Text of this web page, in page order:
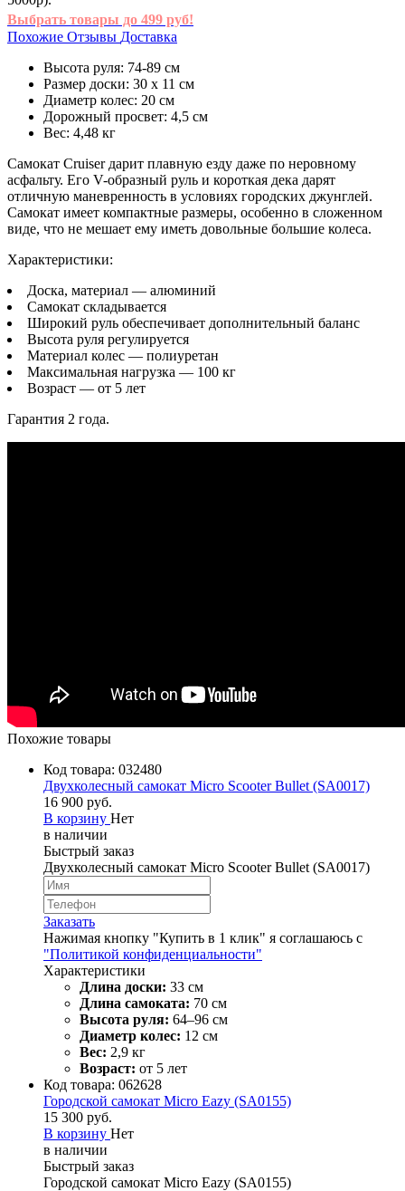
Выбрать товары до 499 руб!
Похожие Отзывы Доставка
Высота руля: 74-89 см
Размер доски: 30 х 11 см
Диаметр колес: 20 см
Дорожный просвет: 4,5 см
Вес: 4,48 кг
Самокат Cruiser дарит плавную езду даже по неровному
асфальту. Его V-образный руль и короткая дека дарят
отличную маневренность в условиях городских джунглей.
Самокат имеет компактные размеры, особенно в сложенном
виде, что не мешает ему иметь довольные большие колеса.
Характеристики:
Доска, материал — алюминий
Самокат складывается
Широкий руль обеспечивает дополнительный баланс
Высота руля регулируется
Материал колес — полиуретан
Максимальная нагрузка — 100 кг
Возраст — от 5 лет
Гарантия 2 года.
Похожие товары
Код товара: 032480
Двухколесный самокат Micro Scooter Bullet (SA0017)
16 900 руб.
В корзину Нет
в наличии
Быстрый заказ
Двухколесный самокат Micro Scooter Bullet (SA0017)
Заказать
Нажимая кнопку "Купить в 1 клик" я соглашаюсь с
"Политикой конфиденциальности"
Характеристики
Длина доски: 33 см
Длина самоката: 70 см
Высота руля: 64–96 см
Диаметр колес: 12 см
Вес: 2,9 кг
Возраст: от 5 лет
Код товара: 062628
Городской самокат Micro Eazy (SA0155)
15 300 руб.
В корзину Нет
в наличии
Быстрый заказ
Городской самокат Micro Eazy (SA0155)